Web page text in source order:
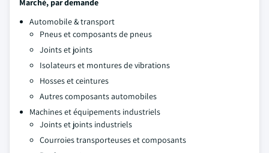
Marché, par demande
Automobile & transport
Pneus et composants de pneus
Joints et joints
Isolateurs et montures de vibrations
Hosses et ceintures
Autres composants automobiles
Machines et équipements industriels
Joints et joints industriels
Courroies transporteuses et composants